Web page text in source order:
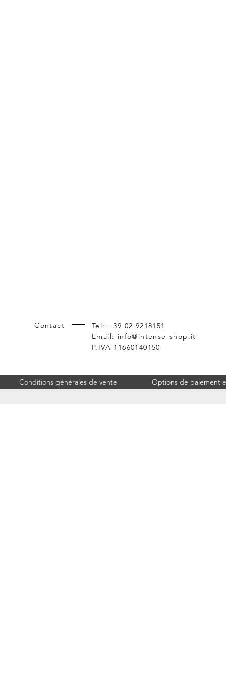
Contact
Tel: +39 02 9218151
Email: info@intense-shop.it
P.IVA 11660140150
Conditions générales de vente Options de paiement